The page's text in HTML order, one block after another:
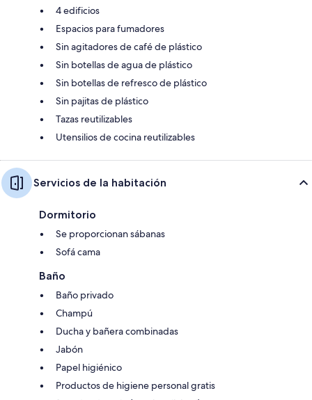
4 edificios
Espacios para fumadores
Sin agitadores de café de plástico
Sin botellas de agua de plástico
Sin botellas de refresco de plástico
Sin pajitas de plástico
Tazas reutilizables
Utensilios de cocina reutilizables
Servicios de la habitación
Dormitorio
Se proporcionan sábanas
Sofá cama
Baño
Baño privado
Champú
Ducha y bañera combinadas
Jabón
Papel higiénico
Productos de higiene personal gratis